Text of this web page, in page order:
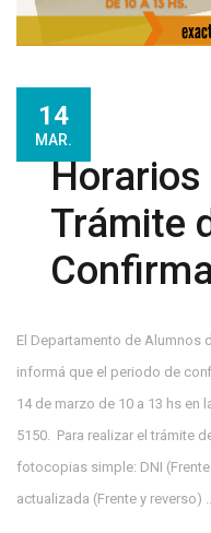
14
MAR.
Horarios
Trámite
El Departamento de Alumnos
informá que el periodo de
14 de marzo de 10 a 13 hs en
5150. Para realizar el trámite
fotocopias simple: DNI
actualizada (Frente y reverso)